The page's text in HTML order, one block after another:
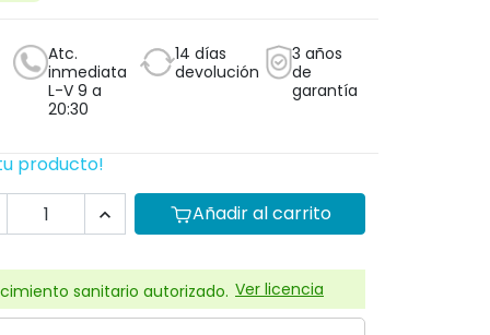
Atc.
inmediata
L-V 9 a
20:30
14 días
devolución
3 años
de
garantía
producto!
 Añadir al carrito
sanitario autorizado. Ver licencia